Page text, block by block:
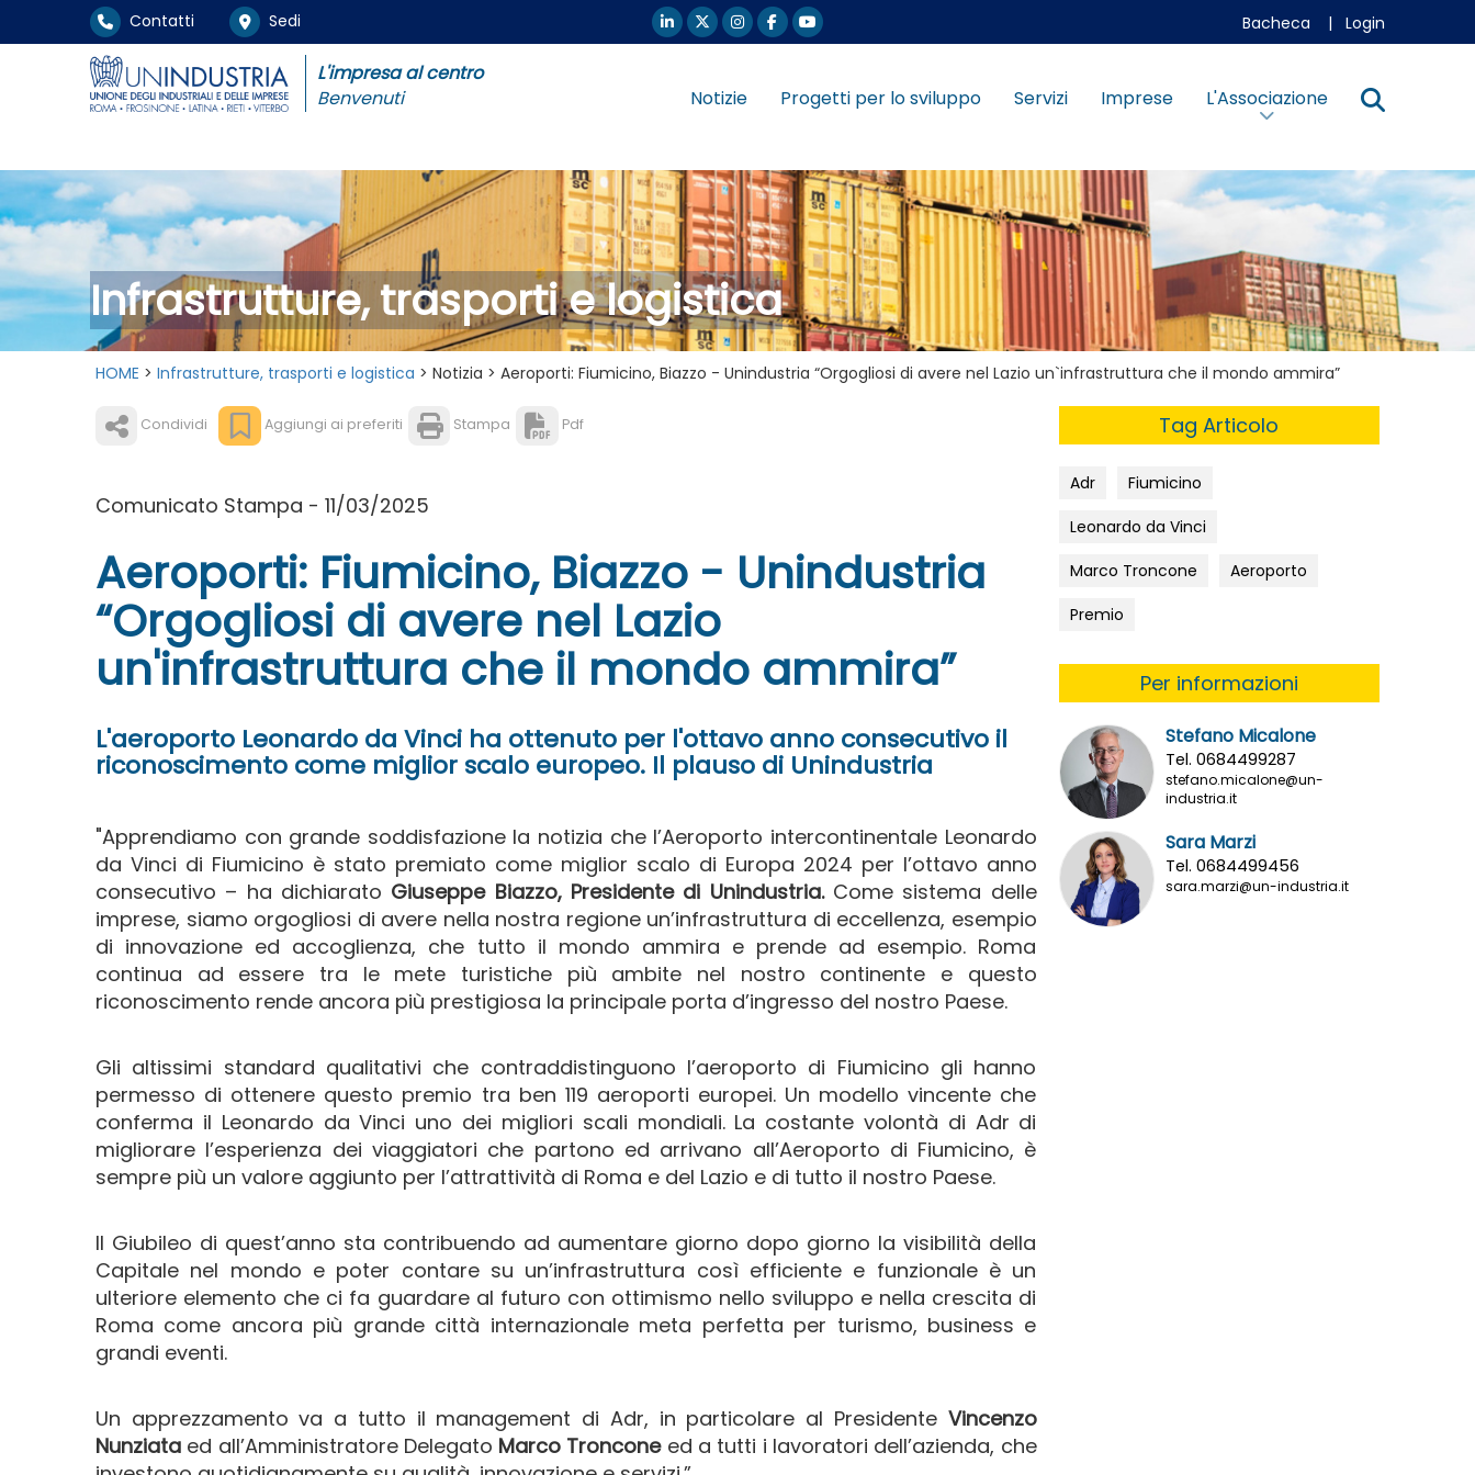
Contatti Sedi Bacheca | Login
L'impresa al centro
Benvenuti
Notizie Progetti per lo sviluppo Servizi Imprese L'Associazione
Infrastrutture, trasporti e logistica
HOME > Infrastrutture, trasporti e logistica > Notizia > Aeroporti: Fiumicino, Biazzo - Unindustria “Orgogliosi di avere nel Lazio un`infrastruttura che il mondo ammira”
Condividi Aggiungi ai preferiti Stampa Pdf
Comunicato Stampa - 11/03/2025
Aeroporti: Fiumicino, Biazzo - Unindustria
“Orgogliosi di avere nel Lazio
un'infrastruttura che il mondo ammira”
L'aeroporto Leonardo da Vinci ha ottenuto per l'ottavo anno consecutivo il
riconoscimento come miglior scalo europeo. Il plauso di Unindustria
"Apprendiamo con grande soddisfazione la notizia che l’Aeroporto intercontinentale Leonardo
da Vinci di Fiumicino è stato premiato come miglior scalo di Europa 2024 per l’ottavo anno
consecutivo – ha dichiarato Giuseppe Biazzo, Presidente di Unindustria.Come sistema delle
imprese, siamo orgogliosi di avere nella nostra regione un’infrastruttura di eccellenza, esempio
di innovazione ed accoglienza, che tutto il mondo ammira e prende ad esempio. Roma
continua ad essere tra le mete turistiche più ambite nel nostro continente e questo
riconoscimento rende ancora più prestigiosa la principale porta d’ingresso del nostro Paese.
Gli altissimi standard qualitativi che contraddistinguono l’aeroporto di Fiumicino gli hanno
permesso di ottenere questo premio tra ben 119 aeroporti europei. Un modello vincente che
conferma il Leonardo da Vinci uno dei migliori scali mondiali. La costante volontà di Adr di
migliorare l’esperienza dei viaggiatori che partono ed arrivano all’Aeroporto di Fiumicino, è
sempre più un valore aggiunto per l’attrattività di Roma e del Lazio e di tutto il nostro Paese.
Il Giubileo di quest’anno sta contribuendo ad aumentare giorno dopo giorno la visibilità della
Capitale nel mondo e poter contare su un’infrastruttura così efficiente e funzionale è un
ulteriore elemento che ci fa guardare al futuro con ottimismo nello sviluppo e nella crescita di
Roma come ancora più grande città internazionale meta perfetta per turismo, business e
grandi eventi.
Un apprezzamento va a tutto il management di Adr, in particolare al Presidente Vincenzo
Nunziata ed all’Amministratore Delegato Marco Tronconeed a tutti i lavoratori dell’azienda, che
Tag Articolo
Adr
Fiumicino
Leonardo da Vinci
Marco Troncone
Aeroporto
Premio
Per informazioni
Stefano Micalone
Tel. 0684499287
stefano.micalone@un-
industria.it
Sara Marzi
Tel. 0684499456
sara.marzi@un-industria.it